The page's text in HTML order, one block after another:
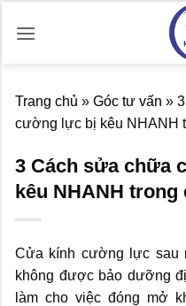
qua
Trang chủ » Góc tư vấn »
cường lực bị kêu NHANH
3 Cách sửa chữa
kêu NHANH
Cửa kính cường lực sau
không được bảo dưỡng
làm cho việc đóng mở